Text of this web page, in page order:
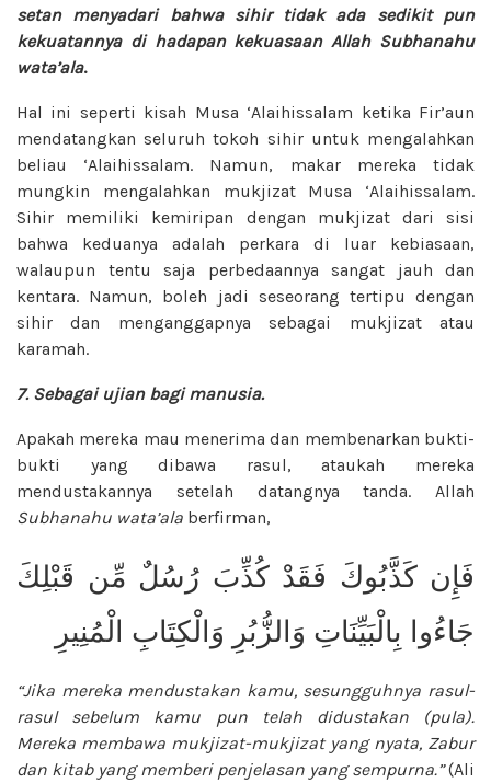
setan menyadari bahwa sihir tidak ada sedikit pun
kekuatannya di hadapan kekuasaan Allah Subhanahu
wata’ala.
Hal ini seperti kisah Musa ‘Alaihissalam ketika Fir’aun
mendatangkan seluruh tokoh sihir untuk mengalahkan
beliau ‘Alaihissalam. Namun, makar mereka tidak
mungkin mengalahkan mukjizat Musa ‘Alaihissalam.
Sihir memiliki kemiripan dengan mukjizat dari sisi
bahwa keduanya adalah perkara di luar kebiasaan,
walaupun tentu saja perbedaannya sangat jauh dan
kentara. Namun, boleh jadi seseorang tertipu dengan
sihir dan menganggapnya sebagai mukjizat atau
karamah.
7. Sebagai ujian bagi manusia.
Apakah mereka mau menerima dan membenarkan bukti-
bukti yang dibawa rasul, ataukah mereka
mendustakannya setelah datangnya tanda. Allah
Subhanahu wata’ala berfirman,
فَإِن كَذَّبُوكَ فَقَدْ كُذِّبَ رُسُلٌ مِّن قَبْلِكَ
جَاءُوا بِالْبَيِّنَاتِ وَالزُّبُرِ وَالْكِتَابِ الْمُنِيرِ
“Jika mereka mendustakan kamu, sesungguhnya rasul-
rasul sebelum kamu
pun telah didustakan (pula).
Mereka membawa mukjizat-mukjizat yang nyata, Zabur
dan kitab yang memberi penjelasan yang sempurna.”(Ali